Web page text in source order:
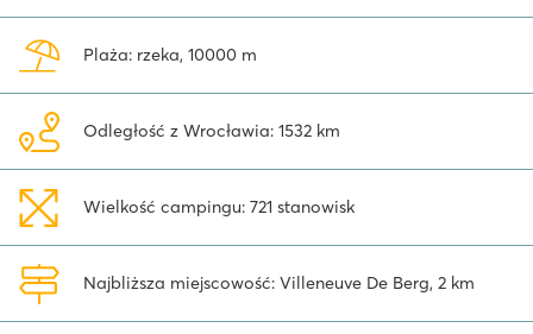
Plaża: rzeka, 10000 m
Odległość z Wrocławia: 1532 km
Wielkość campingu: 721 stanowisk
Najbliższa miejscowość: Villeneuve De Berg, 2 km